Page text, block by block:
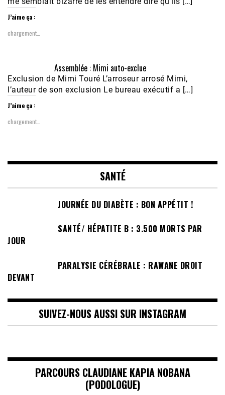
J’aime ça :
chargement…
Assemblée : Mimi auto-exclue
Exclusion de Mimi Touré L’arroseur arrosé Mimi,
l’auteur de son exclusion Le bureau exécutif a […]
J’aime ça :
chargement…
SANTÉ
JOURNÉE DU DIABÈTE : BON APPÉTIT !
SANTÉ/ HÉPATITE B : 3.500 MORTS PAR
JOUR
PARALYSIE CÉRÉBRALE : RAWANE DROIT
DEVANT
SUIVEZ-NOUS AUSSI SUR INSTAGRAM
PARCOURS CLAUDIANE KAPIA NOBANA
(PODOLOGUE)